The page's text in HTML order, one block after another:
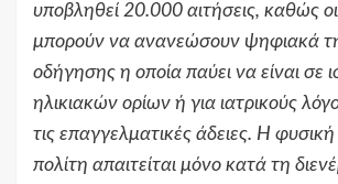
υποβληθεί 20.000 αιτήσεις, καθώς
μπορούν να ανανεώσουν ψηφιακά
οδήγησης η οποία παύει να είναι σε
ηλικιακών ορίων ή για ιατρικούς
τις επαγγελματικές άδειες. Η
πολίτη απαιτείται μόνο κατά τη